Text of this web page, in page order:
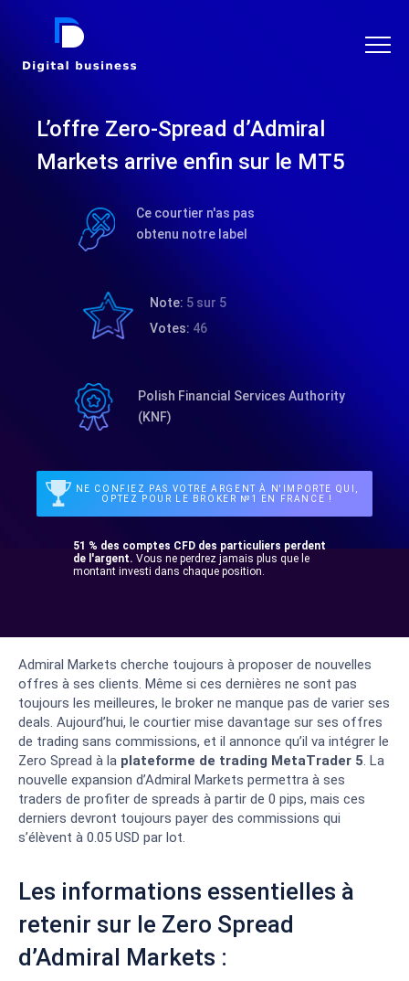
DIGITAL BUSINESS
L’offre Zero-Spread d’Admiral
Markets arrive enfin sur le MT5
Ce courtier n'as pas
obtenu notre label
Note: 5 sur 5
Votes: 46
Polish Financial Services Authority
(KNF)
NE CONFIEZ PAS VOTRE ARGENT À N'IMPORTE QUI,
OPTEZ POUR LE BROKER №1 EN FRANCE !
51 % des comptes CFD des particuliers perdent
de l'argent. Vous ne perdrez jamais plus que le
montant investi dans chaque position.
Admiral Markets cherche toujours à proposer de nouvelles
offres à ses clients. Même si ces dernières ne sont pas
toujours les meilleures, le broker ne manque pas de varier ses
deals. Aujourd’hui, le courtier mise davantage sur ses offres
de trading sans commissions, et il annonce qu’il va intégrer le
Zero Spread à la plateforme de trading MetaTrader 5. La
nouvelle expansion d’Admiral Markets permettra à ses
traders de profiter de spreads à partir de 0 pips, mais ces
derniers devront toujours payer des commissions qui
s’élèvent à 0.05 USD par lot.
Les informations essentielles à
retenir sur le Zero Spread
d’Admiral Markets :